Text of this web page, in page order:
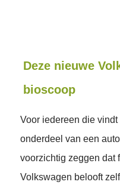
Deze nieuwe
bioscoop
Voor iedereen die
onderdeel van een
voorzichtig zeggen dat
Volkswagen belooft